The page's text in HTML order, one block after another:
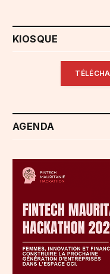
KIOSQUE
AGENDA